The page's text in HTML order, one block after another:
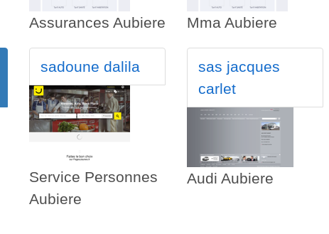
Assurances Aubiere Mma Aubiere
sadoune dalila
Service Personnes
Aubiere
sas jacques
carlet
Audi Aubiere